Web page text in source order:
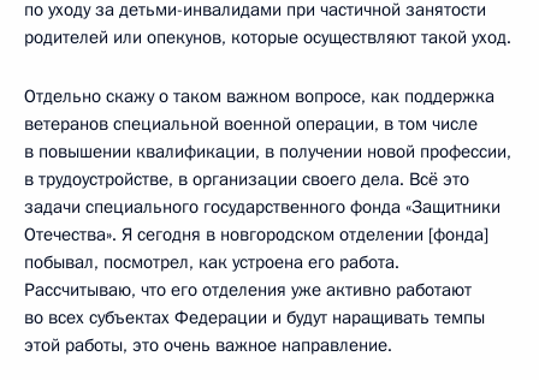
по уходу за детьми-инвалидами при частичной занятости
родителей или опекунов, которые осуществляют такой уход.
Отдельно скажу о таком важном вопросе, как поддержка
ветеранов специальной военной операции, в том числе
в повышении квалификации, в получении новой профессии,
в трудоустройстве, в организации своего дела. Всё это
задачи специального государственного фонда «Защитники
Отечества». Я сегодня в новгородском отделении [фонда]
побывал, посмотрел, как устроена его работа.
Рассчитываю, что его отделения уже активно работают
во всех субъектах Федерации и будут наращивать темпы
этой работы, это очень важное направление.